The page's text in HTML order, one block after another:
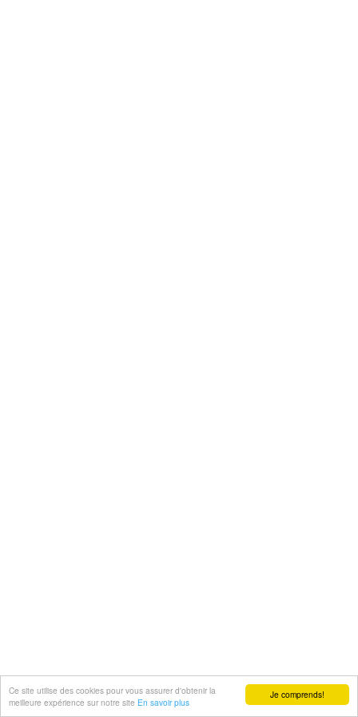
Je comprends!
Ce site utilise des cookies pour vous assurer d'obtenir la
meilleure expérience sur notre site En savoir plus